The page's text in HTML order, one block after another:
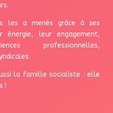
les a menés grâce à ses
énergie, leur engagement,
professionnelles,
la famille socialiste : elle
!